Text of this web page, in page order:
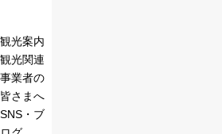
観光案内
観光関連
事業者の
皆さまへ
SNS・ブ